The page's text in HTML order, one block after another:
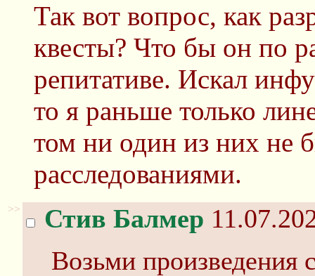
Так вот вопрос, как
квесты? Что бы он по
репитативе. Искал
то я раньше только
том ни один из них не
расследованиями.
>> Стив Балмер
Возьми